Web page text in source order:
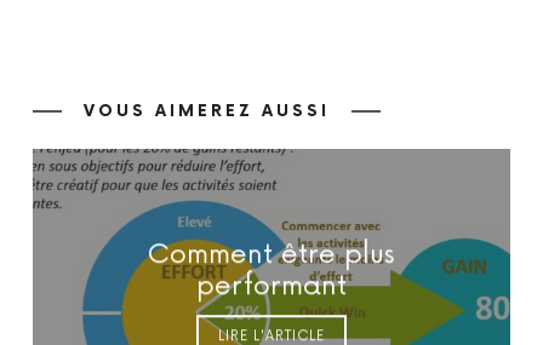
VOUS AIMEREZ AUSSI
Comment être plus
performant
LIRE L'ARTICLE